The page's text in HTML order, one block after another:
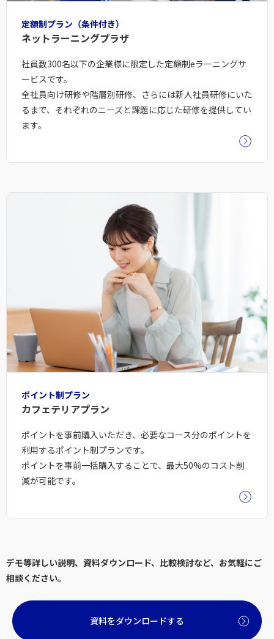
定額制プラン（条件付き）
ネットラーニングプラザ
社員数300名以下の企業様に限定した定額制eラーニングサ
ービスです。
全社員向け研修や階層別研修、さらには新人社員研修にいた
るまで、それぞれのニーズと課題に応じた研修を提供してい
ます。
ポイント制プラン
カフェテリアプラン
ポイントを事前購入いただき、必要なコース分のポイントを
利用するポイント制プランです。
ポイントを事前一括購入することで、最大50%のコスト削
減が可能です。
デモ等詳しい説明、資料ダウンロード、比較検討など、お気軽にご
相談ください。
資料をダウンロードする